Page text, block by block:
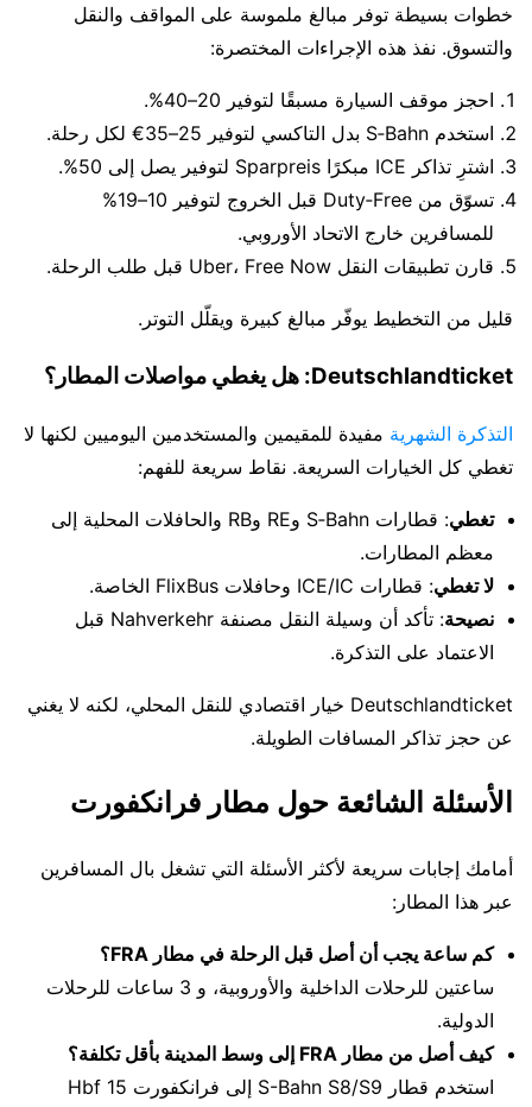
خطوات بسيطة توفر مبالغ ملموسة على المواقف والنقل
والتسوق. نفذ هذه الإجراءات المختصرة:
احجز موقف السيارة مسبقًا لتوفير 20–40%.
استخدم S‑Bahn بدل التاكسي لتوفير 25–35€ لكل رحلة.
اشترِ تذاكر ICE مبكرًا Sparpreis لتوفير يصل إلى 50%.
تسوّق من Duty‑Free قبل الخروج لتوفير 10–19%
للمسافرين خارج الاتحاد الأوروبي.
قارن تطبيقات النقل Uber، Free Now قبل طلب الرحلة.
قليل من التخطيط يوفّر مبالغ كبيرة ويقلّل التوتر.
Deutschlandticket: هل يغطي مواصلات المطار؟
التذكرة الشهرية مفيدة للمقيمين والمستخدمين اليوميين لكنها لا
تغطي كل الخيارات السريعة. نقاط سريعة للفهم:
تغطي
: قطارات S‑Bahn وRE وRB والحافلات المحلية إلى
معظم المطارات.
لا تغطي: قطارات ICE/IC وحافلات FlixBus الخاصة.
نصيحة
: تأكد أن وسيلة النقل مصنفة Nahverkehr قبل
الاعتماد على التذكرة.
Deutschlandticket خيار اقتصادي للنقل المحلي، لكنه لا يغني
عن حجز تذاكر المسافات الطويلة.
الأسئلة الشائعة حول مطار فرانكفورت
أمامك إجابات سريعة لأكثر الأسئلة التي تشغل بال المسافرين
عبر هذا المطار:
كم ساعة يجب أن أصل قبل الرحلة في مطار FRA؟
ساعتين للرحلات الداخلية والأوروبية، و 3 ساعات للرحلات
الدولية.
كيف أصل من مطار FRA إلى وسط المدينة بأقل تكلفة؟
استخدم قطار S-Bahn S8/S9 إلى فرانكفورت Hbf 15